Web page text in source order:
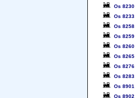
Os 8230
Os 8233
Os 8258
Os 8259
Os 8260
Os 8265
Os 8276
Os 8283
Os 8901
Os 8902